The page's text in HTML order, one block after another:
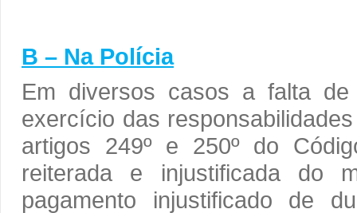
B – Na Polícia
Em diversos casos a falta
exercício das
artigos 249º e 250º do
reiterada e injustificada do
pagamento injustificado de